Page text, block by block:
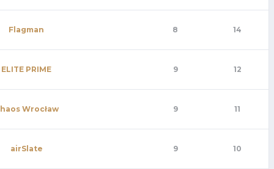
Flagman 8 14
ELITE PRIME 9 12
Wrocław 9 11
airSlate 9 10